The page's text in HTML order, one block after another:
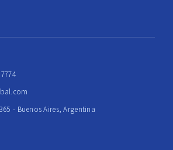
- Buenos Aires, Argentina